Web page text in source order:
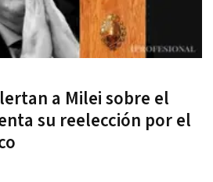
a Milei sobre el
su reelección por el